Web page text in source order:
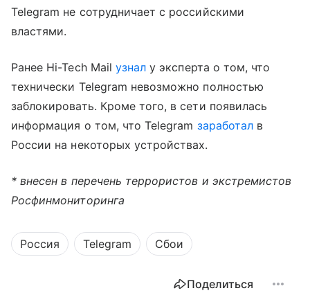
Telegram не сотрудничает с российскими
властями.
Ранее Hi-Tech Mail узнал у эксперта о том, что
технически Telegram невозможно полностью
заблокировать. Кроме того, в сети появилась
информация о том, что Telegram заработалв
России на некоторых устройствах.
* внесен в перечень террористов и экстремистов
Росфинмониторинга
Россия Telegram Сбои
Поделиться